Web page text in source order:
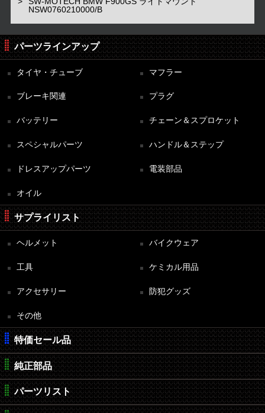
NSW0760210000/B
パーツラインアップ
タイヤ・チューブ マフラー
ブレーキ関連 プラグ
バッテリー チェーン＆スプロケット
スペシャルパーツ ハンドル＆ステップ
ドレスアップパーツ 電装部品
オイル
サプライリスト
ヘルメット バイクウェア
工具 ケミカル用品
アクセサリー 防犯グッズ
その他
特価セール品
純正部品
パーツリスト